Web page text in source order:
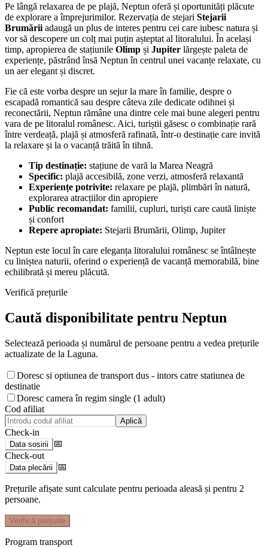
Pe lângă relaxarea de pe plajă, Neptun oferă și oportunități plăcute
de explorare a împrejurimilor. Rezervația de stejari Stejarii
Brumării adaugă un plus de interes pentru cei care iubesc natura și
vor să descopere un colț mai puțin așteptat al litoralului. În același
timp, apropierea de stațiunile Olimp și Jupiter lărgește paleta de
experiențe, păstrând însă Neptun în centrul unei vacanțe relaxate, cu
un aer elegant și discret.
Fie că este vorba despre un sejur la mare în familie, despre o
escapadă romantică sau despre câteva zile dedicate odihnei și
reconectării, Neptun rămâne una dintre cele mai bune alegeri pentru
vara de pe litoralul românesc. Aici, turiștii găsesc o combinație rară
între verdeață, plajă și atmosferă rafinată, într-o destinație care invită
la relaxare și la o vacanță trăită în tihnă.
Tip destinație: stațiune de vară la Marea Neagră
Specific: plajă accesibilă, zone verzi, atmosferă relaxantă
Experiențe potrivite: relaxare pe plajă, plimbări în natură,
explorarea atracțiilor din apropiere
Public recomandat: familii, cupluri, turiști care caută liniște
și confort
Repere apropiate: Stejarii Brumării, Olimp, Jupiter
Neptun este locul în care eleganța litoralului românesc se întâlnește
cu liniștea naturii, oferind o experiență de vacanță memorabilă, bine
echilibrată și mereu plăcută.
Verifică prețurile
Caută disponibilitate pentru Neptun
Selectează perioada și numărul de persoane pentru a vedea prețurile
actualizate de la Laguna.
Doresc si optiunea de transport dus - intors catre statiunea de
destinatie
Doresc camera în regim single (1 adult)
Cod afiliat
Aplică
Check-in
Data sosirii
📅
Check-out
Data plecării 📅
Prețurile afișate sunt calculate pentru perioada aleasă și pentru 2
persoane.
Verifică prețurile
Program transport